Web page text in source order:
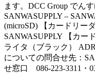
ます。DCC Group でん
SANWASUPPLY –
(microSD) 【カードリー
SANWASUPPLY 【カー
ライタ（ブラック）
についての問合せ先：
せ窓口 086-223-3311・